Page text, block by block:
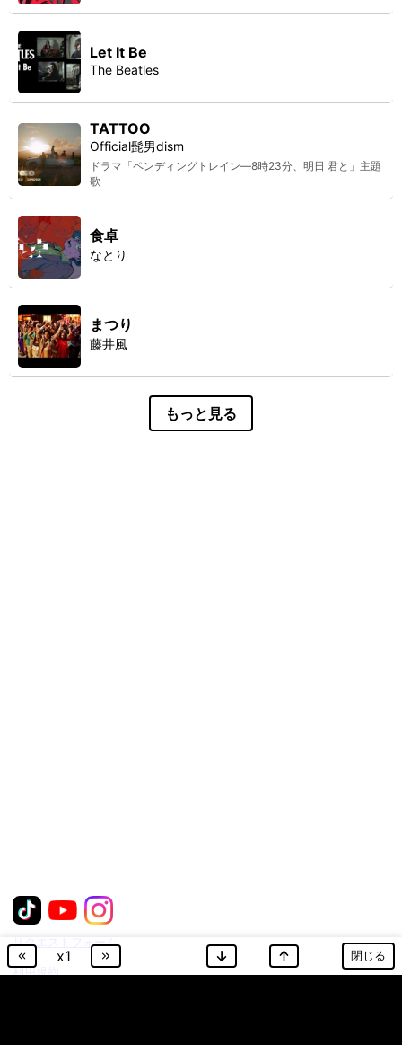
Let It Be
The Beatles
TATTOO
Official髭男dism
ドラマ「ペンディングトレイン―8時23分、明日 君と」主題
歌
食卓
なとり
まつり
藤井風
もっと見る
x1 閉じる
リクエストフォーム
利用規約